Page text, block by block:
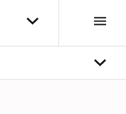
Välj distrikt